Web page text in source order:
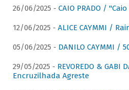
26/06/2025 - CAIO PRADO /
12/06/2025 - ALICE CAYMMI /
05/06/2025 - DANILO CAYMMI /
29/05/2025 - REVOREDO & GABI
Encruzilhada Agreste